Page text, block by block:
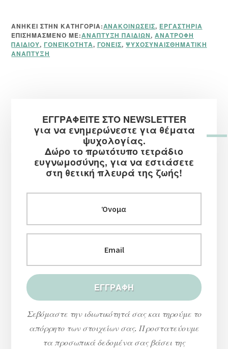
ΑΝΗΚΕΙ ΣΤΗΝ ΚΑΤΗΓΟΡΙΑ:ΑΝΑΚΟΙΝΏΣΕΙΣ, ΕΡΓΑΣΤΉΡΙΑ
ΕΠΙΣΗΜΑΣΜΈΝΟ ΜΕ:ΑΝΆΠΤΥΞΗ ΠΑΙΔΙΏΝ,ΑΝΑΤΡΟΦΉ
ΠΑΙΔΙΟΎ, ΓΟΝΕΪΚΌΤΗΤΑ, ΓΟΝΕΊΣ,ΨΥΧΟΣΥΝΑΙΣΘΗΜΑΤΙΚΉ
ΑΝΆΠΤΥΞΗ
Πλευρική
ΕΓΓΡΑΦΕΙΤΕ ΣΤΟ NEWSLETTER
για να ενημερώνεστε για θέματα
ψυχολογίας.
Δώρο το πρωτότυπο τετράδιο
ευγνωμοσύνης, για να εστιάσετε
στη θετική πλευρά της ζωής!
Σεβόμαστε την ιδιωτικότητά σας και τηρούμε το
απόρρητο των στοιχείων σας. Προστατεύουμε
τα προσωπικά δεδομένα σας βάσει της